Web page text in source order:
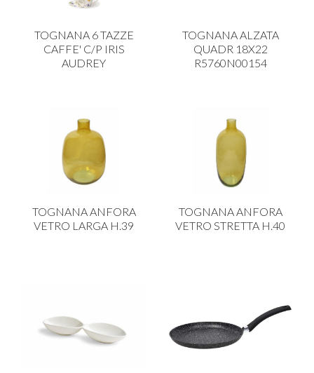
CARTA
COLTELLI E POSATE
FIORI ARTIFICIALI
FONDUES E PIETRE OLLARI
IL COCCIO
LEGNO
PICCOLI ELETTRODOMESTICI
PLASTICA IN CUCINA
TOGNANA 6 TAZZE
CAFFE' C/P IRIS
AUDREY
TOGNANA ALZATA
QUADR 18X22
R5760N00154
TOGNANA ANFORA
VETRO LARGA H.39
TOGNANA ANFORA
VETRO STRETTA H.40